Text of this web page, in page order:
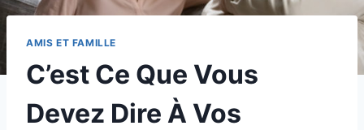
AMIS ET FAMILLE
C’est Ce Que Vous
Devez Dire À Vos